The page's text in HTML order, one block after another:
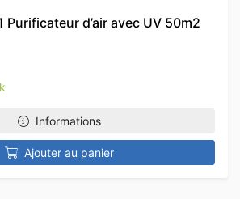
Purificateur d’air avec UV 50m2
Informations
Ajouter au panier